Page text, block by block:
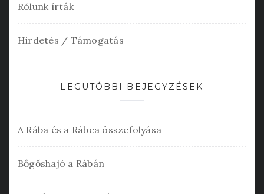
Rólunk írták
Hirdetés / Támogatás
LEGUTÓBBI BEJEGYZÉSEK
A Rába és a Rábca összefolyása
Bőgőshajó a Rábán